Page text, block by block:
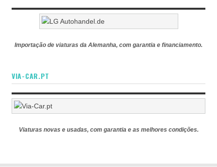
Importação de viaturas da Alemanha, com garantia e financiamento.
VIA-CAR.PT
Viaturas novas e usadas, com garantia e as melhores condições.